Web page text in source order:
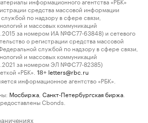
средства массовой информации
по надзору в сфере связи,
и массовых коммуникаций
за номером ИА №ФС77-63848) и сетевого
о регистрации средства массовой
службой по надзору в сфере связи,
и массовых коммуникаций
за номером ЭЛ №ФС77-82385)
«РБК».
18+ letters@rbc.ru
информационное агентство «РБК».
Мосбиржа Санкт-Петербургская биржа
Cbonds.